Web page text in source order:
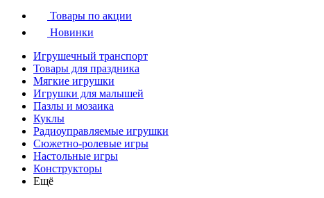
Товары по акции
Новинки
Игрушечный транспорт
Товары для праздника
Мягкие игрушки
Игрушки для малышей
Пазлы и мозаика
Куклы
Радиоуправляемые игрушки
Сюжетно-ролевые игры
Настольные игры
Конструкторы
Ещё